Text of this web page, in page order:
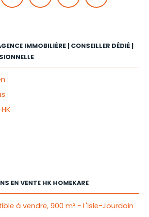
IMMOBILIÈRE | CONSEILLER DÉDIÉ |
EN VENTE HK HOMEKARE
à vendre, 900 m² - L'Isle-Jourdain